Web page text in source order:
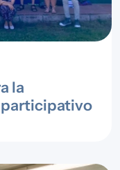
la
participativo